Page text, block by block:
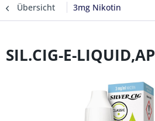
Übersicht 3mg Nikotin
SIL.CIG-E-